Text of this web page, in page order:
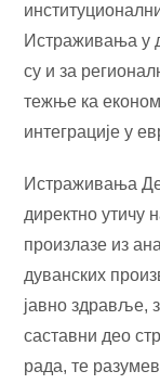
Истраживања у
су и за
тежње ка
интеграције у
Истраживања
директно утичу
произлазе из
дуванских
јавно здравље,
саставни део
рада, те